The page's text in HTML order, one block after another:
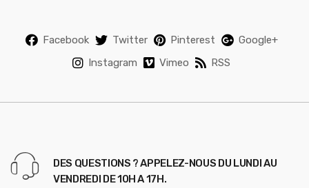
Facebook Twitter Pinterest
Google+
Instagram
Vimeo RSS
DES QUESTIONS ? APPELEZ-NOUS DU LUNDI AU
VENDREDI DE 10H A 17H.